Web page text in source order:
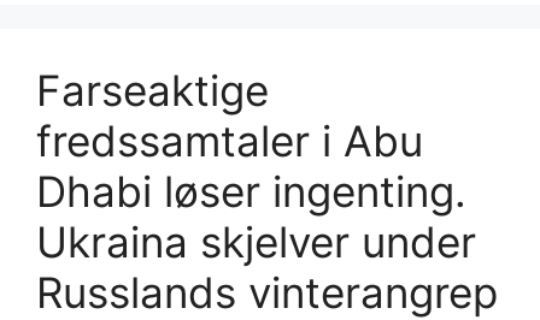
Farseaktige
fredssamtaler i Abu
Dhabi løser ingenting.
Ukraina skjelver under
Russlands vinterangrep